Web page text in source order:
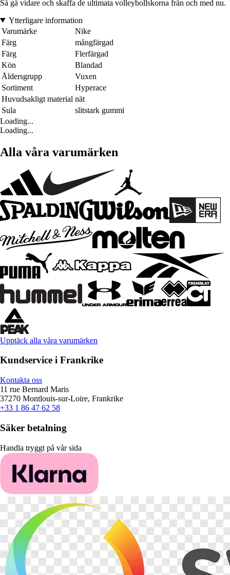
Så gå vidare och skaffa de ultimata volleybollskorna från och med nu.
Ytterligare information
Varumärke
Nike
Färg
mångfärgad
Färg
Flerfärgad
Kön
Blandad
Åldersgrupp
Vuxen
Sortiment
Hyperace
Huvudsakligt material nät
Sula
slitstark gummi
Loading...
Loading...
Alla våra varumärken
Upptäck alla våra varumärken
Kundservice i Frankrike
Kontakta oss
11 rue Bernard Maris
37270 Montlouis-sur-Loire, Frankrike
+33 1 86 47 62 58
Säker betalning
Handla tryggt på vår sida